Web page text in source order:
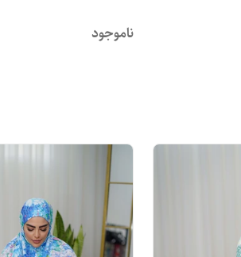
ناموجود